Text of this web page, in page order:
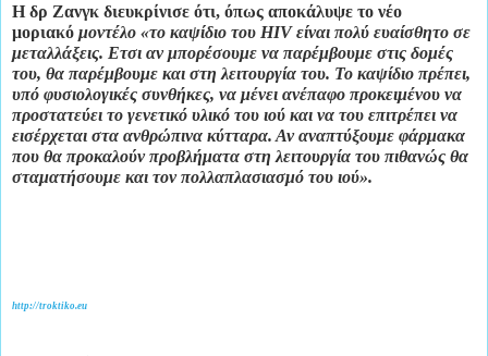
Η δρ Ζανγκ διευκρίνισε ότι, όπως αποκάλυψε το νέο
μοριακό μοντέλο «το καψίδιο του HIV είναι πολύ ευαίσθητο σε
μεταλλάξεις. Ετσι αν μπορέσουμε να παρέμβουμε στις δομές
του, θα παρέμβουμε και στη λειτουργία του. Το καψίδιο πρέπει,
υπό φυσιολογικές συνθήκες, να μένει ανέπαφο προκειμένου να
προστατεύει το γενετικό υλικό του ιού και να του επιτρέπει να
εισέρχεται στα ανθρώπινα κύτταρα. Αν αναπτύξουμε φάρμακα
που θα προκαλούν προβλήματα στη λειτουργία του πιθανώς θα
σταματήσουμε και τον πολλαπλασιασμό του ιού».
http://troktiko.eu